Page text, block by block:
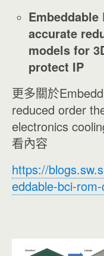
Embeddable
accurate
models for
protect IP
更多關於
reduced order
electronics
看內容
https://
eddable-bci-